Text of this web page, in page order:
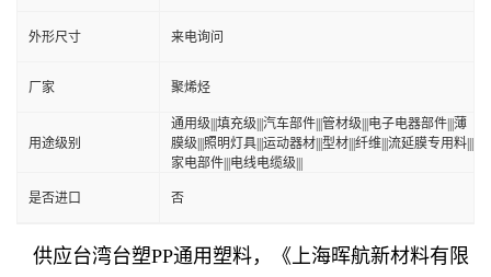
外形尺寸 来电询问
厂家 聚烯烃
用途级别
通用级|||填充级|||汽车部件|||管材级|||电子电器部件|||薄
膜级|||照明灯具|||运动器材|||型材|||纤维|||流延膜专用料|||
家电部件|||电线电缆级|||
是否进口 否
供应台湾台塑PP通用塑料，《上海晖航新材料有限